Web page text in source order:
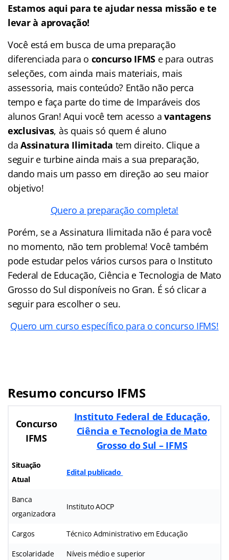
Estamos aqui para te ajudar nessa missão e te
levar à aprovação!
Você está em busca de uma preparação
diferenciada para o concurso IFMS e para outras
seleções, com ainda mais materiais, mais
assessoria, mais conteúdo? Então não perca
tempo e faça parte do time de Imparáveis dos
alunos Gran! Aqui você tem acesso avantagens
exclusivas, às quais só quem é aluno
daAssinatura Ilimitada tem direito. Clique a
seguir e turbine ainda mais a sua preparação,
dando mais um passo em direção ao seu maior
objetivo!
Quero a preparação completa!
Porém, se a Assinatura Ilimitada não é para você
no momento, não tem problema! Você também
pode estudar pelos vários cursos para o Instituto
Federal de Educação, Ciência e Tecnologia de Mato
Grosso do Sul disponíveis no Gran. É só clicar a
seguir para escolher o seu.
Quero um curso específico para o concurso IFMS!
Resumo concurso IFMS
Concurso
IFMS
Instituto Federal de Educação,
Ciência e Tecnologia de Mato
Grosso do Sul – IFMS
Situação
Atual
Edital publicado
Banca
organizadora
Instituto AOCP
Cargos Técnico Administrativo em Educação
Escolaridade Níveis médio e superior